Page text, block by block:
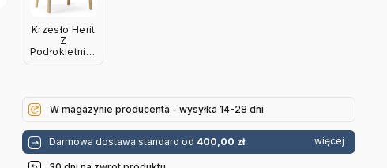
Krzesło Herit
Z
Podłokietnikami
Copenhagen
W magazynie producenta - wysyłka 14-28 dni
Darmowa dostawa standard od 400,00 zł więcej